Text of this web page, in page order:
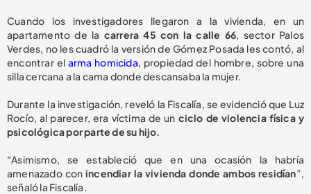
Cuando los investigadores llegaron a la vivienda, en un
apartamento de la carrera 45 con la calle 66, sector Palos
Verdes, no les cuadró la versión de Gómez Posada les contó, al
encontrar el arma homicida, propiedad del hombre, sobre una
silla cercana a la cama donde descansaba la mujer.
Durante la investigación, reveló la Fiscalía, se evidenció que Luz
Rocío, al parecer, era víctima de un ciclo de violencia física y
psicológica por parte de su hijo.
“Asimismo, se estableció que en una ocasión la habría
amenazado conincendiar la vivienda donde ambos residían”,
señaló la Fiscalía.